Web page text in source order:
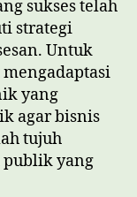
sukses telah
strategi
Untuk
yang
agar bisnis
tujuh
publik yang